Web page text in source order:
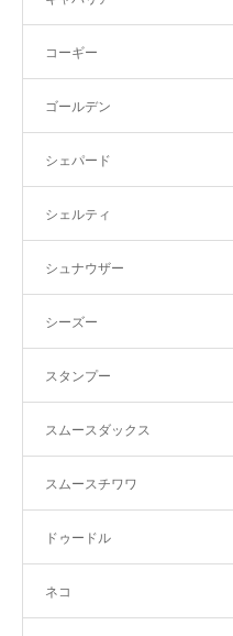
コーギー
ゴールデン
シェパード
シェルティ
シュナウザー
シーズー
スタンプー
スムースダックス
スムースチワワ
ドゥードル
ネコ